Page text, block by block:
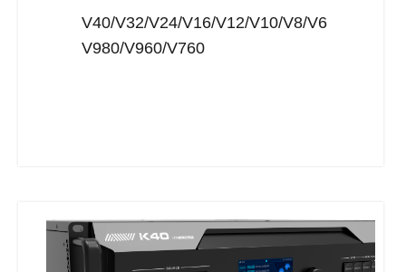
V40/V32/V24/V16/V12/V10/V8/V6
V980/V960/V760